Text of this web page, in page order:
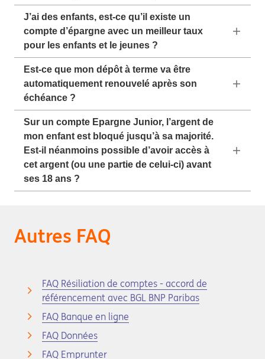
J’ai des enfants, est-ce qu’il existe un
compte d’épargne avec un meilleur taux
pour les enfants et le jeunes ?
Est-ce que mon dépôt à terme va être
automatiquement renouvelé après son
échéance ?
Sur un compte Epargne Junior, l’argent de
mon enfant est bloqué jusqu’à sa majorité.
Est-il néanmoins possible d’avoir accès à
cet argent (ou une partie de celui-ci) avant
ses 18 ans ?
Autres FAQ
FAQ Résiliation de comptes - accord de
référencement avec BGL BNP Paribas
FAQ Banque en ligne
FAQ Données
FAQ Emprunter